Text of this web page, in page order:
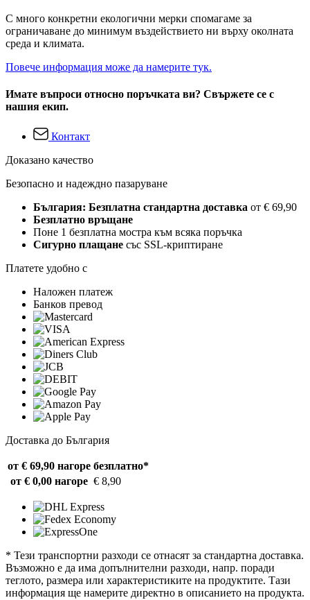
С много конкретни екологични мерки спомагаме за
ограничаване до минимум въздействието ни върху околната
среда и климата.
Повече информация може да намерите тук.
Имате въпроси относно поръчката ви? Свържете се с
нашия екип.
Контакт
Доказано качество
Безопасно и надеждно пазаруване
България: Безплатна стандартна доставка от € 69,90
Безплатно връщане
Поне 1 безплатна мостра към всяка поръчка
Сигурно плащане със SSL-криптиране
Платете удобно с
Наложен платеж
Банков превод
Доставка до България
от € 69,90 нагоре безплатно*
от € 0,00 нагоре € 8,90
* Тези транспортни разходи се отнасят за стандартна доставка.
Възможно е да има допълнителни разходи, напр. поради
теглото, размера или характеристиките на продуктите. Тази
информация ще намерите директно в описанието на продукта.